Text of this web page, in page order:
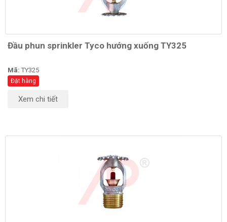
Đầu phun sprinkler Tyco hướng xuống TY325
Mã: TY325
Đặt hàng
Xem chi tiết